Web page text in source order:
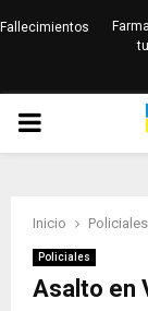
Fallecimientos
PRIMARY
Inicio Policiales
Policiales
Asalto en